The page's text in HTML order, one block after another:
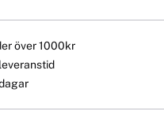
över 1000kr